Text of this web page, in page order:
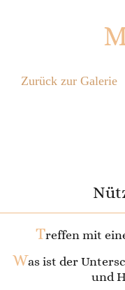
Zurück zur Galerie
Treffen mit
Was ist der
und